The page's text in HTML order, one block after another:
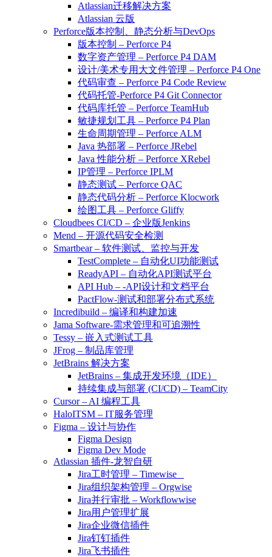
Atlassian迁移解决方案
Atlassian 云版
Perforce版本控制、静态分析与DevOps
版本控制 – Perforce P4
数字资产管理 – Perforce P4 DAM
设计/美术专用大文件管理 – Perforce P4 One
代码审查 – Perforce P4 Code Review
代码托管-Perforce P4 Git Connector
代码库托管 – Perforce TeamHub
敏捷规划工具 – Perforce P4 Plan
生命周期管理 – Perforce ALM
Java 热部署 – Perforce JRebel
Java 性能分析 – Perforce XRebel
IP管理 – Perforce IPLM
静态测试 – Perforce QAC
静态代码分析 – Perforce Klocwork
绘图工具 – Perforce Gliffy
Cloudbees CI/CD – 企业版Jenkins
Mend – 开源代码安全检测
Smartbear – 软件测试、监控与开发
TestComplete – 自动化UI功能测试
ReadyAPI – 自动化API测试平台
API Hub – -API设计和文档平台
PactFlow-测试和部署分布式系统
Incredibuild – 编译和构建加速
Jama Software-需求管理和可追溯性
Tessy – 嵌入式测试工具
JFrog – 制品库管理
JetBrains 解决方案
JetBrains – 集成开发环境（IDE）
持续集成与部署 (CI/CD) – TeamCity
Cursor – AI 编程工具
HaloITSM – IT服务管理
Figma – 设计与协作
Figma Design
Figma Dev Mode
Atlassian 插件-龙智自研
Jira工时管理 – Timewise
Jira组织架构管理 – Orgwise
Jira并行审批 – Workflowwise
Jira用户管理扩展
Jira企业微信插件
Jira钉钉插件
Jira飞书插件